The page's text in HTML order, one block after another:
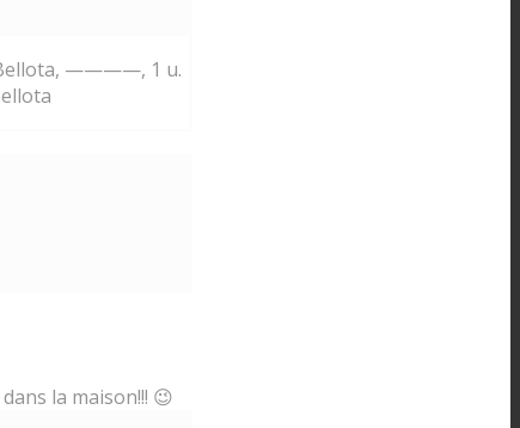
Bellota, ————, 1 u.
la maison!!! 😉